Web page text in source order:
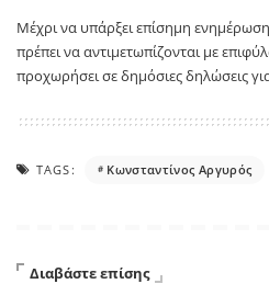
Μέχρι να υπάρξει επίσημη
πρέπει να αντιμετωπίζονται με
προχωρήσει σε δημόσιες δηλώσεις
TAGS: Κωνσταντίνος Αργυρός
Διαβάστε επίσης